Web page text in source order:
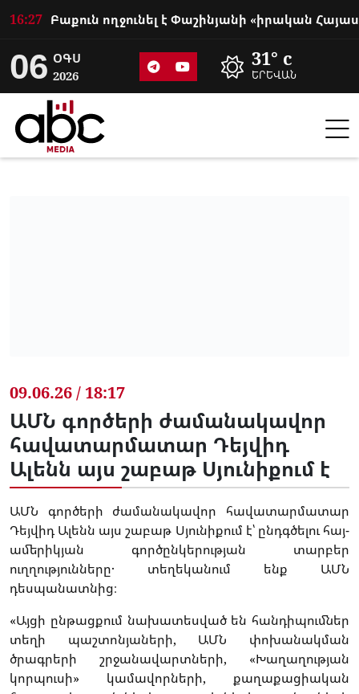
16:27
06 ՕԳՍ
2026
31° c
ԵՐԵՎԱՆ
09.06.26 / 18:17
ԱՄՆ գործերի ժամանակավոր
հավատարմատար Դեյվիդ
Ալենն այս շաբաթ Սյունիքում է
ԱՄՆ գործերի ժամանակավոր հավատարմատար
Դեյվիդ Ալենն այս շաբաթ Սյունիքում է՝ ընդգծելու հայ-
ամերիկյան գործընկերության տարբեր
ուղղությունները․ տեղեկանում ենք ԱՄՆ
դեսպանատնից։
«Այցի ընթացքում նախատեսված են հանդիպումներ
տեղի պաշտոնյաների, ԱՄՆ փոխանակման
ծրագրերի շրջանավարտների, «Խաղաղության
կորպուսի» կամավորների, քաղաքացիական